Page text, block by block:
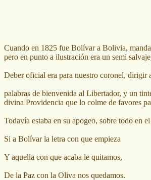
Cuando en 1825 fue Bolívar a Bolivia,
pero en punto a ilustración era un semi
Deber oficial era para nuestro coronel, dirigir
palabras de bienvenida al Libertador, y un
divina Providencia que lo colme de favores
Todavía estaba en su apogeo, sobre todo en
Si a Bolívar la letra con que empieza
Y aquella con que acaba le quitamos,
De la Paz con la Oliva nos quedamos.